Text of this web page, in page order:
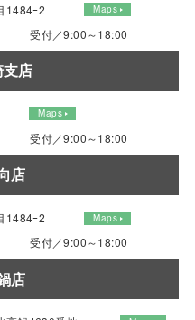
1484ｰ2 Maps
受付／9:00～18:00
店
Maps
受付／9:00～18:00
店
1484ｰ2 Maps
受付／9:00～18:00
店